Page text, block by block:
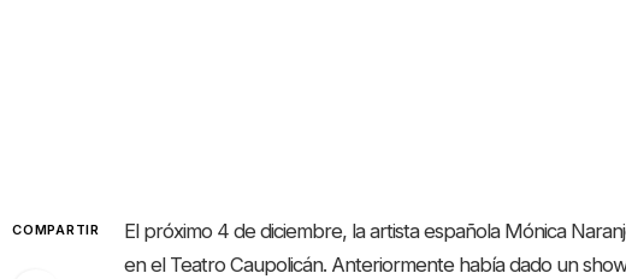
COMPARTIR
El próximo 4 de diciembre, la artista española Mónica
en el Teatro Caupolicán. Anteriormente había dado un